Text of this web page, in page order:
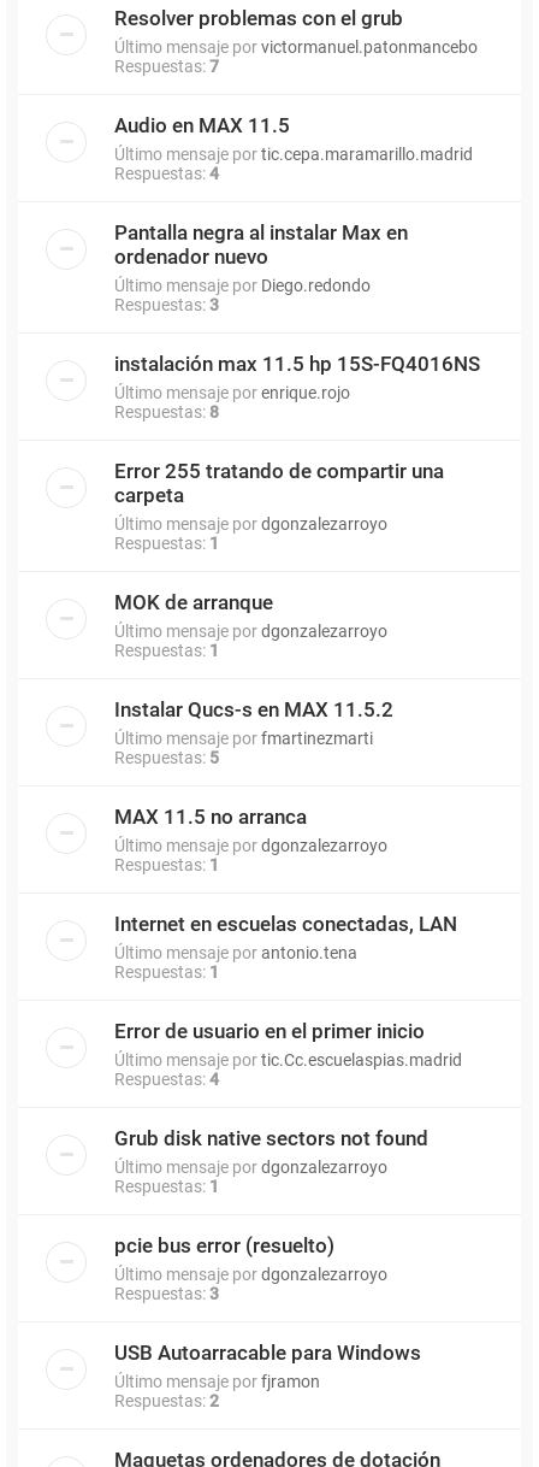
Resolver problemas con el grub
Último mensaje porvictormanuel.patonmancebo
Respuestas:7
Audio en MAX 11.5
Último mensaje portic.cepa.maramarillo.madrid
Respuestas:4
Pantalla negra al instalar Max en
ordenador nuevo
Último mensaje por Diego.redondo
Respuestas:3
instalación max 11.5 hp 15S-FQ4016NS
Último mensaje porenrique.rojo
Respuestas: 8
Error 255 tratando de compartir una
carpeta
Último mensaje pordgonzalezarroyo
Respuestas: 1
MOK de arranque
Último mensaje pordgonzalezarroyo
Respuestas: 1
Instalar Qucs-s en MAX 11.5.2
Último mensaje porfmartinezmarti
Respuestas: 5
MAX 11.5 no arranca
Último mensaje pordgonzalezarroyo
Respuestas: 1
Internet en escuelas conectadas, LAN
Último mensaje porantonio.tena
Respuestas: 1
Error de usuario en el primer inicio
Último mensaje portic.Cc.escuelaspias.madrid
Respuestas:4
Grub disk native sectors not found
Último mensaje pordgonzalezarroyo
Respuestas: 1
pcie bus error (resuelto)
Último mensaje pordgonzalezarroyo
Respuestas:3
USB Autoarracable para Windows
Último mensaje porfjramon
Respuestas:2
Maquetas ordenadores de dotación